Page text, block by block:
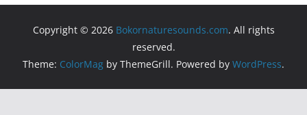
Copyright © 2026 Bokornaturesounds.com. All rights
reserved.
Theme: ColorMag by ThemeGrill. Powered by WordPress.